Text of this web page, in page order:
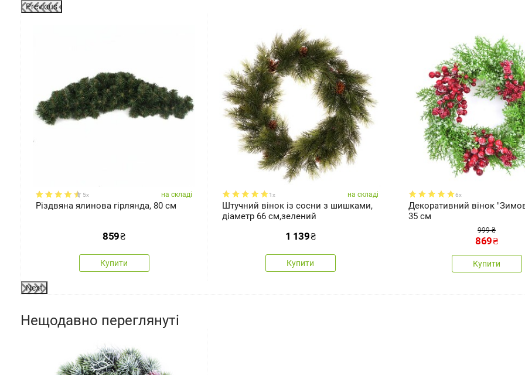
Previous
5x на складі
Різдвяна ялинова гірлянда, 80 см
859₴
Купити
1x на складі
Штучний вінок із сосни з шишками,
діаметр 66 см,зелений
1 139₴
Купити
6x
Декоративний вінок
35 см
999 ₴
869₴
Купити
Next
Нещодавно переглянуті